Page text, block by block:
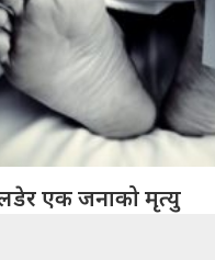
लडेर एक जनाको मृत्यु